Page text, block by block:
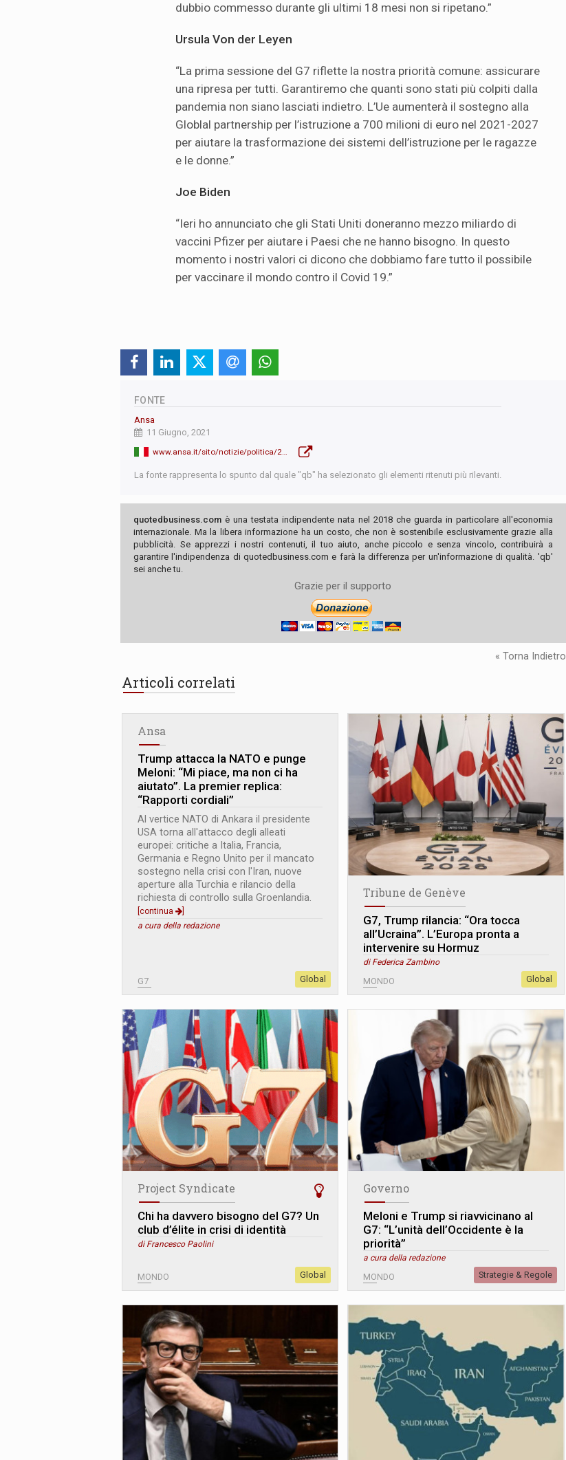
dubbio commesso durante gli ultimi 18 mesi non si ripetano.”
Ursula Von der Leyen
“La prima sessione del G7 riflette la nostra priorità comune: assicurare
una ripresa per tutti. Garantiremo che quanti sono stati più colpiti dalla
pandemia non siano lasciati indietro. L’Ue aumenterà il sostegno alla
Globlal partnership per l’istruzione a 700 milioni di euro nel 2021-2027
per aiutare la trasformazione dei sistemi dell’istruzione per le ragazze
e le donne.”
Joe Biden
“Ieri ho annunciato che gli Stati Uniti doneranno mezzo miliardo di
vaccini Pfizer per aiutare i Paesi che ne hanno bisogno. In questo
momento i nostri valori ci dicono che dobbiamo fare tutto il possibile
per vaccinare il mondo contro il Covid 19.”
FONTE
Ansa
11 Giugno, 2021
www.ansa.it/sito/notizie/politica/2021/06/11/g7-al-via-per-draghi-bilaterale-con-biden-a-margine-del-summit_56ed6a2f-506a-4e48-98ac-a569edc0e8ea.html
La fonte rappresenta lo spunto dal quale "qb" ha selezionato gli elementi ritenuti più rilevanti.
quotedbusiness.com è una testata indipendente nata nel 2018 che guarda in particolare all'economia
internazionale. Ma la libera informazione ha un costo, che non è sostenibile esclusivamente grazie alla
pubblicità. Se apprezzi i nostri contenuti, il tuo aiuto, anche piccolo e senza vincolo, contribuirà a
garantire l'indipendenza di quotedbusiness.com e farà la differenza per un'informazione di qualità. 'qb'
sei anche tu.
Grazie per il supporto
« Torna Indietro
Articoli correlati
Ansa
Trump attacca la NATO e punge
Meloni: “Mi piace, ma non ci ha
aiutato”. La premier replica:
“Rapporti cordiali”
Al vertice NATO di Ankara il presidente
USA torna all'attacco degli alleati
europei: critiche a Italia, Francia,
Germania e Regno Unito per il mancato
sostegno nella crisi con l'Iran, nuove
aperture alla Turchia e rilancio della
richiesta di controllo sulla Groenlandia.
[continua
a cura della redazione
G7 Global
Tribune de Genève
G7, Trump rilancia: “Ora tocca
all’Ucraina”. L’Europa pronta a
intervenire su Hormuz
di Federica Zambino
MONDO Global
Project Syndicate
Chi ha davvero bisogno del G7? Un
club d’élite in crisi di identità
di Francesco Paolini
MONDO Global
Governo
Meloni e Trump si riavvicinano al
G7: “L’unità dell’Occidente è la
priorità”
a cura della redazione
MONDO Strategie & Regole